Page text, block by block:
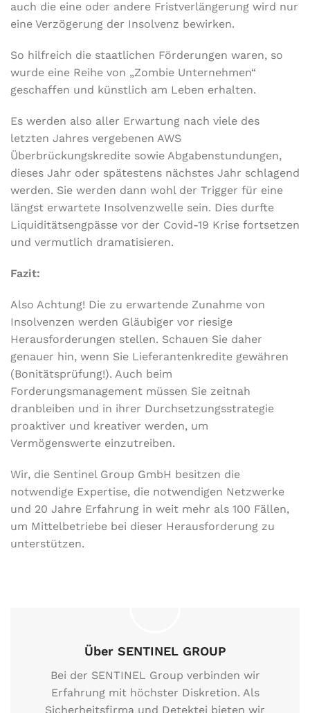
auch die eine oder andere Fristverlängerung wird nur
eine Verzögerung der Insolvenz bewirken.
So hilfreich die staatlichen Förderungen waren, so
wurde eine Reihe von „Zombie Unternehmen“
geschaffen und künstlich am Leben erhalten.
Es werden also aller Erwartung nach viele des
letzten Jahres vergebenen AWS
Überbrückungskredite sowie Abgabenstundungen,
dieses Jahr oder spätestens nächstes Jahr schlagend
werden. Sie werden dann wohl der Trigger für eine
längst erwartete Insolvenzwelle sein. Dies durfte
Liquiditätsengpässe vor der Covid-19 Krise fortsetzen
und vermutlich dramatisieren.
Fazit:
Also Achtung! Die zu erwartende Zunahme von
Insolvenzen werden Gläubiger vor riesige
Herausforderungen stellen. Schauen Sie daher
genauer hin, wenn Sie Lieferantenkredite gewähren
(Bonitätsprüfung!). Auch beim
Forderungsmanagement müssen Sie zeitnah
dranbleiben und in ihrer Durchsetzungsstrategie
proaktiver und kreativer werden, um
Vermögenswerte einzutreiben.
Wir, die Sentinel Group GmbH besitzen die
notwendige Expertise, die notwendigen Netzwerke
und 20 Jahre Erfahrung in weit mehr als 100 Fällen,
um Mittelbetriebe bei dieser Herausforderung zu
unterstützen.
Über SENTINEL GROUP
Bei der SENTINEL Group verbinden wir
Erfahrung mit höchster Diskretion. Als
Sicherheitsfirma und Detektei bieten wir